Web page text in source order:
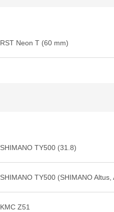
RST Neon T (60 mm)
SHIMANO TY500 (31.8)
SHIMANO TY500 (SHIMANO
KMC Z51